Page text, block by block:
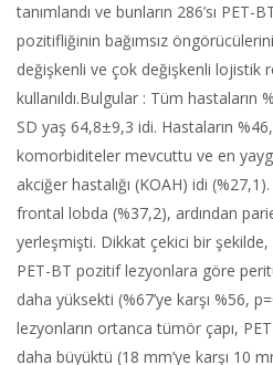
tanımlandı ve bunların 286’sı
pozitifliğinin bağımsız
değişkenli ve çok değişkenli lojistik
kullanıldı.Bulgular : Tüm hastaların
SD yaş 64,8±9,3 idi. Hastaların
komorbiditeler mevcuttu ve en
akciğer hastalığı (KOAH) idi
frontal lobda (%37,2), ardından
yerleşmişti. Dikkat çekici bir
PET-BT pozitif lezyonlara göre
daha yüksekti (%67’ye karşı %56,
lezyonların ortanca tümör çapı,
daha büyüktü (18 mm’ye karşı 10